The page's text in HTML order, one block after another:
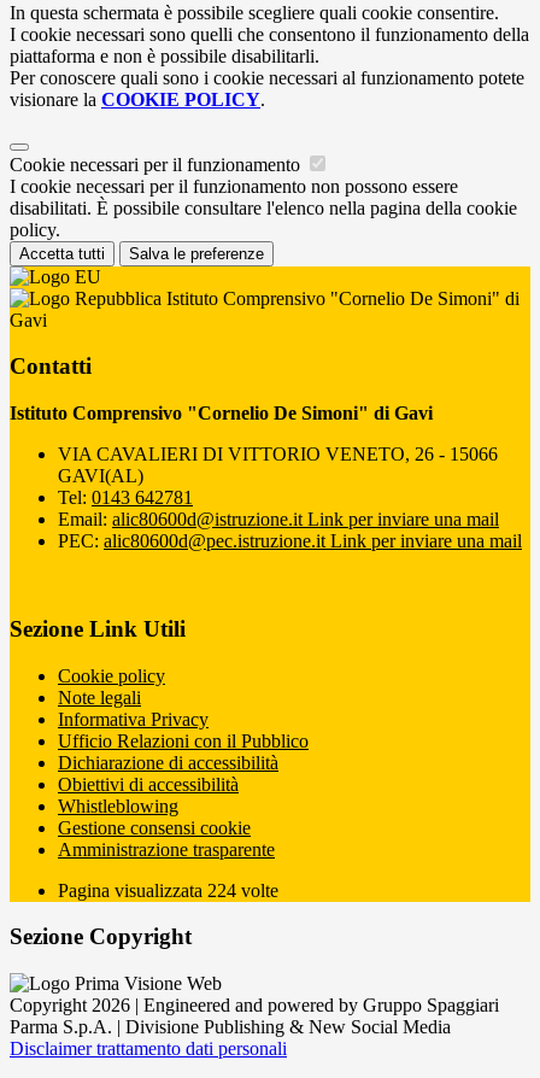
In questa schermata è possibile scegliere quali cookie consentire.
I cookie necessari sono quelli che consentono il funzionamento della
piattaforma e non è possibile disabilitarli.
Per conoscere quali sono i cookie necessari al funzionamento potete
visionare la COOKIE POLICY.
Cookie necessari per il funzionamento
I cookie necessari per il funzionamento non possono essere
disabilitati. È possibile consultare l'elenco nella pagina della cookie
policy.
Accetta tutti Salva le preferenze
Istituto Comprensivo "Cornelio De Simoni" di
Gavi
Contatti
Istituto Comprensivo "Cornelio De Simoni" di Gavi
VIA CAVALIERI DI VITTORIO VENETO, 26 - 15066
GAVI(AL)
Tel: 0143 642781
Email: alic80600d@istruzione.it Link per inviare una mail
PEC: alic80600d@pec.istruzione.it Link per inviare una mail
Sezione Link Utili
Cookie policy
Note legali
Informativa Privacy
Ufficio Relazioni con il Pubblico
Dichiarazione di accessibilità
Obiettivi di accessibilità
Whistleblowing
Gestione consensi cookie
Amministrazione trasparente
Pagina visualizzata 224 volte
Sezione Copyright
Copyright 2026 | Engineered and powered by Gruppo Spaggiari
Parma S.p.A. | Divisione Publishing & New Social Media
Disclaimer trattamento dati personali